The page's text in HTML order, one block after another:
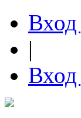
Вход
|
Вход